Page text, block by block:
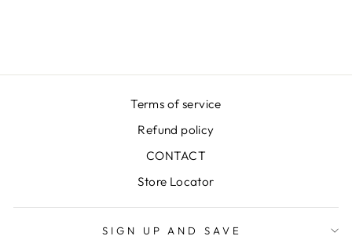
Terms of service
Refund policy
CONTACT
Store Locator
SIGN UP AND SAVE